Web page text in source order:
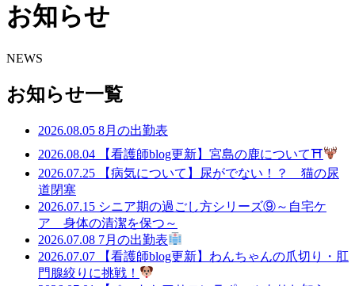
お知らせ
NEWS
お知らせ一覧
2026.08.05 8月の出勤表
2026.08.04
【看護師blog更新】宮島の鹿について⛩
2026.07.25
【病気について】尿がでない！？ 猫の尿
道閉塞
2026.07.15 シニア期の過ごし方シリーズ⑨～自宅ケ
ア 身体の清潔を保つ～
2026.07.08 7月の出勤表
2026.07.07
【看護師blog更新】わんちゃんの爪切り・肛
門腺絞りに挑戦！